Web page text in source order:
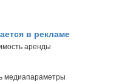
в рекламе
аренды
медиапараметры